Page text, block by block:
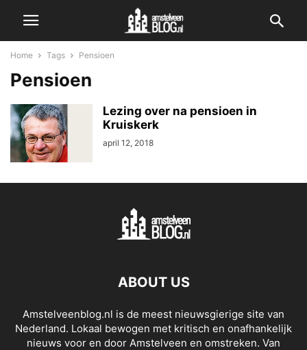
Home Tags Pensioen
Pensioen
Lezing over na pensioen in
Kruiskerk
april 12, 2018
ABOUT US
Amstelveenblog.nl is de meest nieuwsgierige site van
Nederland. Lokaal bewogen met kritisch en onafhankelijk
nieuws voor en door Amstelveen en omstreken. Van